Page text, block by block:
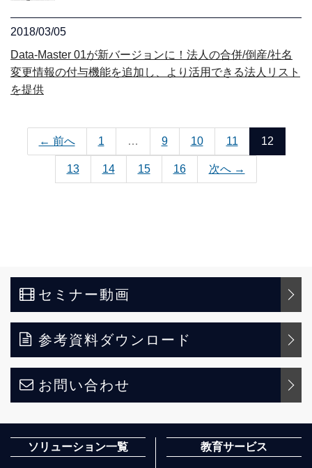
2018/03/05
Data-Master 01が新バージョンに！法人の合併/倒産/社名
変更情報の付与機能を追加し、より活用できる法人リスト
を提供
← 前へ 1 … 9 10 11 12
13 14 15 16 次へ →
セミナー動画
参考資料ダウンロード
お問い合わせ
ソリューション一覧 教育サービス